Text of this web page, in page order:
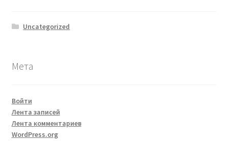
Uncategorized
Мета
Войти
Лента записей
Лента комментариев
WordPress.org